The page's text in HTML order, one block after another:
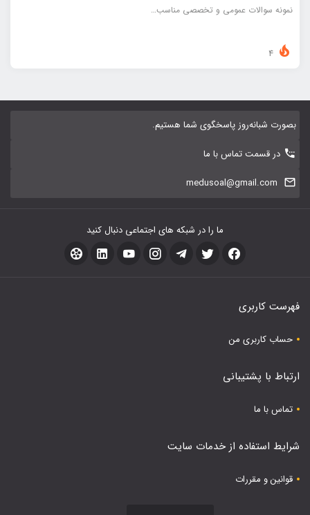
نمونه سوالات عمومی و تخصصی مناسب…
بصورت شبانه‌روز پاسخگوی شما هستیم.
در قسمت تماس با ما
medusoal@gmail.com
ما را در شبکه های اجتماعی دنبال کنید
فهرست کاربری
حساب کاربری من
ارتباط با پشتیبانی
تماس با ما
شرایط استفاده از خدمات سایت
قوانین و مقررات